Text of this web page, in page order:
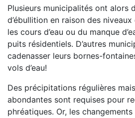
Plusieurs municipalités ont alors
d’ébullition en raison des niveaux
les cours d’eau ou du manque
puits résidentiels. D’autres
cadenasser leurs bornes-
vols d’eau!
Des précipitations régulières
abondantes sont requises pour
phréatiques. Or, les